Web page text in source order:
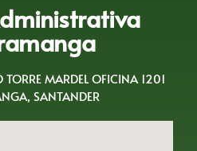
MARDEL OFICINA 1201
SANTANDER